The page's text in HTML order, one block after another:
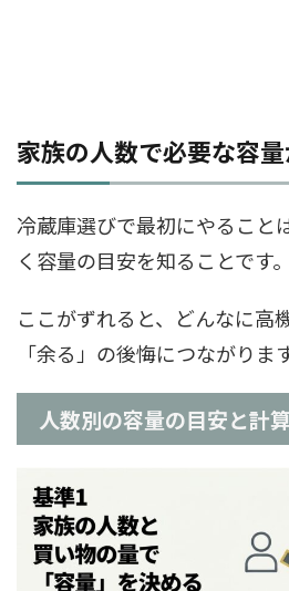
家族の人数で必要な容
冷蔵庫選びで最初にやること
く容量の目安を知ることです。
ここがずれると、どんなに高
「余る」の後悔につながりま
人数別の容量の目安と計